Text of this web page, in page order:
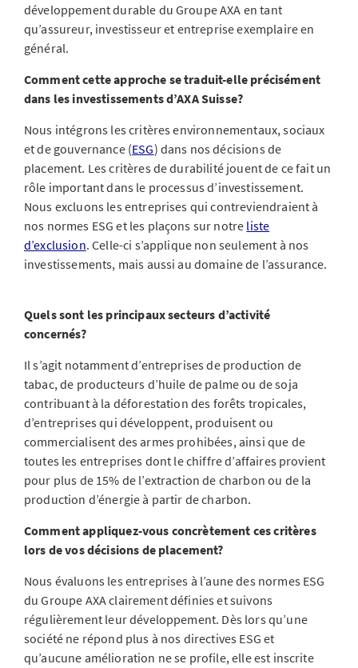
développement durable du Groupe AXA en tant
qu’assureur, investisseur et entreprise exemplaire en
général.
Comment cette approche se traduit-elle précisément
dans les investissements d’AXA Suisse?
Nous intégrons les critères environnementaux, sociaux
et de gouvernance (ESG) dans nos décisions de
placement. Les critères de durabilité jouent de ce fait un
rôle important dans le processus d’investissement.
Nous excluons les entreprises qui contreviendraient à
nos normes ESG et les plaçons sur notre liste
d’exclusion. Celle-ci s’applique non seulement à nos
investissements, mais aussi au domaine de l’assurance.
Quels sont les principaux secteurs d’activité
concernés?
Il s’agit notamment d’entreprises de production de
tabac, de producteurs d’huile de palme ou de soja
contribuant à la déforestation des forêts tropicales,
d’entreprises qui développent, produisent ou
commercialisent des armes prohibées, ainsi que de
toutes les entreprises dont le chiffre d’affaires provient
pour plus de 15% de l’extraction de charbon ou de la
production d’énergie à partir de charbon.
Comment appliquez-vous concrètement ces critères
lors de vos décisions de placement?
Nous évaluons les entreprises à l’aune des normes ESG
du Groupe AXA clairement définies et suivons
régulièrement leur développement. Dès lors qu’une
société ne répond plus à nos directives ESG et
qu’aucune amélioration ne se profile, elle est inscrite